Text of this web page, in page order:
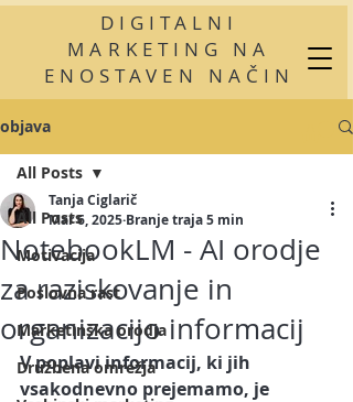
DIGITALNI
MARKETING NA
ENOSTAVEN NAČIN
objava
All Posts
Motivacija
Poslovna rast
Marketinška orodja
Družbena omrežja
All Posts
NotebookLM - AI orodje
za raziskovanje in
organizacijo informacij
Tanja Ciglarič
Mar 6, 2025 Branje traja 5 min
V poplavi informacij, ki jih
vsakodnevno prejemamo, je